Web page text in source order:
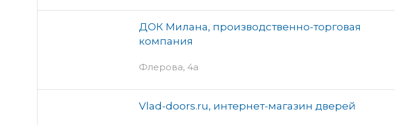
ДОК Милана, производственно-торговая
компания
Флерова, 4а
Vlad-doors.ru, интернет-магазин дверей